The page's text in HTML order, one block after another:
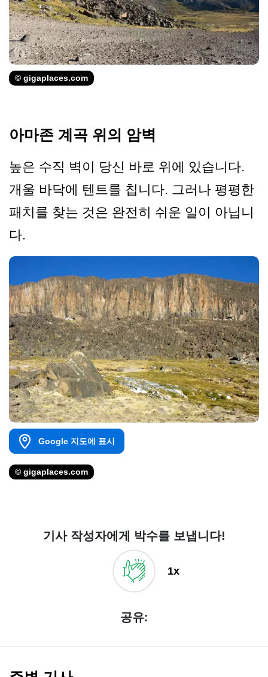
© gigaplaces.com
아마존 계곡 위의 암벽
높은 수직 벽이 당신 바로 위에 있습니다.
개울 바닥에 텐트를 칩니다. 그러나 평평한
패치를 찾는 것은 완전히 쉬운 일이 아닙니
다.
Google 지도에 표시
© gigaplaces.com
기사 작성자에게 박수를 보냅니다!
1x
공유: